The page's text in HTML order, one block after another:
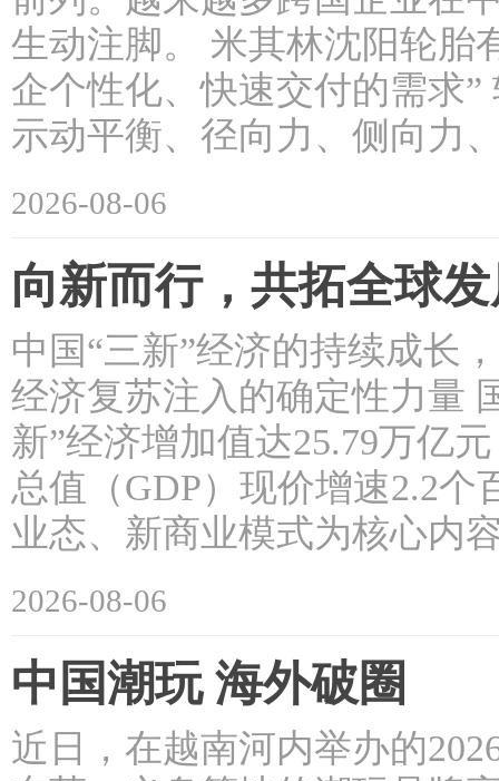
生动注脚。 米其林沈阳轮
企个性化、快速交付的需求
示动平衡、径向力、侧向
2026-08-06
向新而行，共拓全球
中国“三新”经济的持续成长
经济复苏注入的确定性力量
新”经济增加值达25.79万亿
总值（GDP）现价增速2.2个
业态、新商业模式为核心内
2026-08-06
中国潮玩 海外破圈
近日，在越南河内举办的